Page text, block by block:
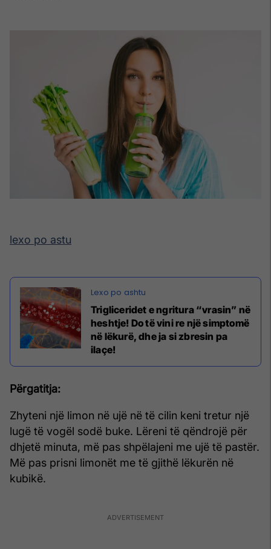
lexo po astu
Trigliceridet e ngritura “vrasin” në
heshtje! Do të vini re një simptomë
në lëkurë, dhe ja si zbresin pa
ilaçe!
Përgatitja:
Zhyteni një limon në ujë në të cilin keni tretur një
lugë të vogël sodë buke. Lëreni të qëndrojë për
dhjetë minuta, më pas shpëlajeni me ujë të pastër.
Më pas prisni limonët me të gjithë lëkurën në
kubikë.